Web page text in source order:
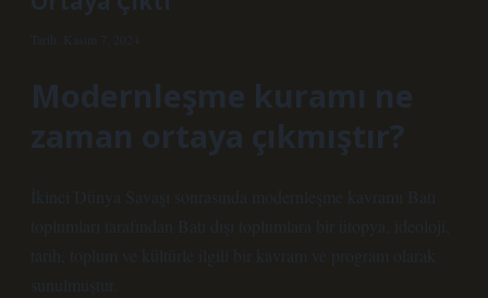
Tarih: Kasım 7, 2024
Modernleşme kuramı ne
zaman ortaya çıkmıştır?
İkinci Dünya Savaşı sonrasında modernleşme kavramı Batı
toplumları tarafından Batı dışı toplumlara bir ütopya, ideoloji,
tarih, toplum ve kültürle ilgili bir kavram ve program olarak
sunulmuştur.